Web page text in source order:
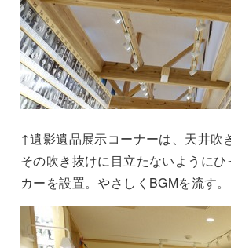
↑遺影遺品展示コーナーは、天井吹
その吹き抜けに目立たないように
カーを設置。やさしくBGMを流す。